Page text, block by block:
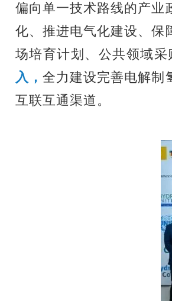
偏向单一技术路线的产业
化、推进电气化建设、保
场培育计划、公共领域
入， 全力建设完善电解制
互联互通渠道。